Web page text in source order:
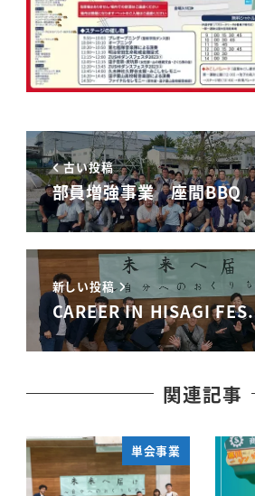
古い投稿
部員増強事業 座間BBQ
新しい投稿
CAREER IN HISAGI FES.
関連記事
単会事業